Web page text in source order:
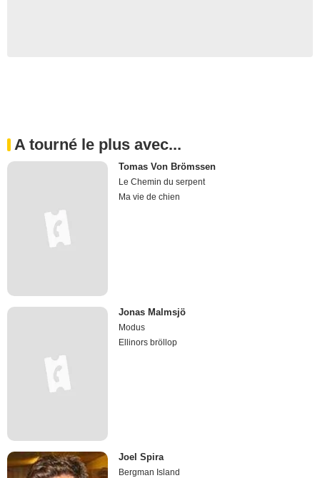
A tourné le plus avec...
Tomas Von Brömssen
Le Chemin du serpent
Ma vie de chien
Jonas Malmsjö
Modus
Ellinors bröllop
Joel Spira
Bergman Island